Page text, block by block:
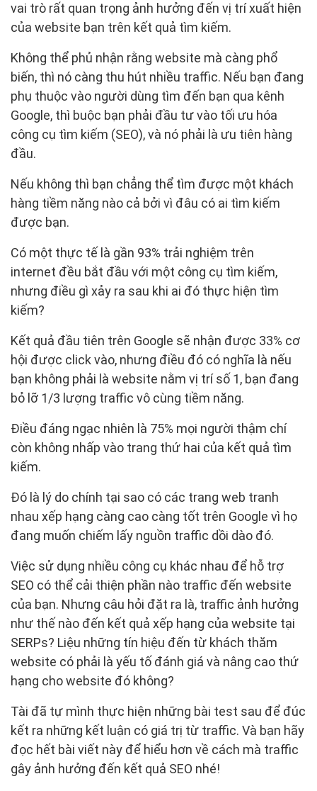
vai trò rất quan trọng ảnh hưởng đến vị trí xuất hiện
của website bạn trên kết quả tìm kiếm.
Không thể phủ nhận rằng website mà càng phổ
biến, thì nó càng thu hút nhiều traffic. Nếu bạn đang
phụ thuộc vào người dùng tìm đến bạn qua kênh
Google, thì buộc bạn phải đầu tư vào tối ưu hóa
công cụ tìm kiếm (SEO), và nó phải là ưu tiên hàng
đầu.
Nếu không thì bạn chẳng thể tìm được một khách
hàng tiềm năng nào cả bởi vì đâu có ai tìm kiếm
được bạn.
Có một thực tế là gần 93% trải nghiệm trên
internet đều bắt đầu với một công cụ tìm kiếm,
nhưng điều gì xảy ra sau khi ai đó thực hiện tìm
kiếm?
Kết quả đầu tiên trên Google sẽ nhận được 33% cơ
hội được click vào, nhưng điều đó có nghĩa là nếu
bạn không phải là website nằm vị trí số 1, bạn đang
bỏ lỡ 1/3 lượng traffic vô cùng tiềm năng.
Điều đáng ngạc nhiên là 75% mọi người thậm chí
còn không nhấp vào trang thứ hai của kết quả tìm
kiếm.
Đó là lý do chính tại sao có các trang web tranh
nhau xếp hạng càng cao càng tốt trên Google vì họ
đang muốn chiếm lấy nguồn traffic dồi dào đó.
Việc sử dụng nhiều công cụ khác nhau để hỗ trợ
SEO có thể cải thiện phần nào traffic đến website
của bạn. Nhưng câu hỏi đặt ra là, traffic ảnh hưởng
như thế nào đến kết quả xếp hạng của website tại
SERPs? Liệu những tín hiệu đến từ khách thăm
website có phải là yếu tố đánh giá và nâng cao thứ
hạng cho website đó không?
Tài đã tự mình thực hiện những bài test sau để đúc
kết ra những kết luận có giá trị từ traffic. Và bạn hãy
đọc hết bài viết này để hiểu hơn về cách mà traffic
gây ảnh hưởng đến kết quả SEO nhé!